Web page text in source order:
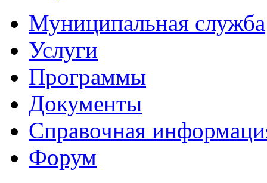
Муниципальная служба
Услуги
Программы
Документы
Справочная
Форум